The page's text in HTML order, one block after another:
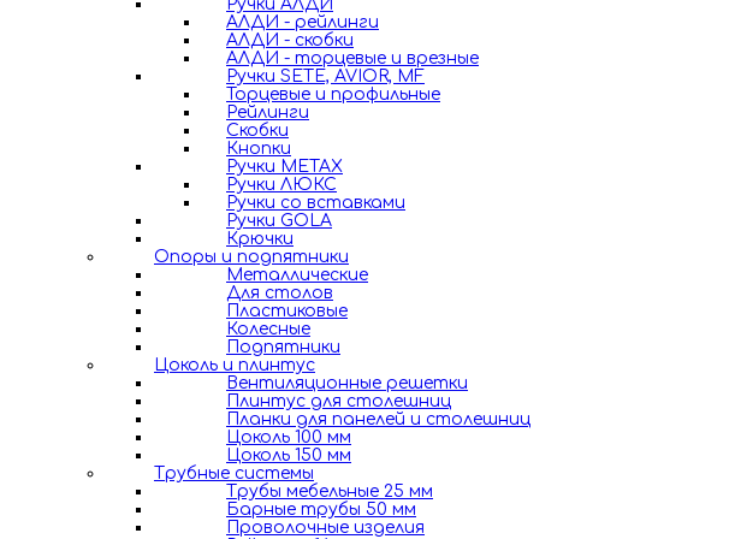
Ручки АЛДИ
АЛДИ - рейлинги
АЛДИ - скобки
АЛДИ - торцевые и врезные
Ручки SETE, AVIOR, MF
Торцевые и профильные
Рейлинги
Скобки
Кнопки
Ручки METAX
Ручки ЛЮКС
Ручки со вставками
Ручки GOLA
Крючки
Опоры и подпятники
Металлические
Для столов
Пластиковые
Колесные
Подпятники
Цоколь и плинтус
Вентиляционные решетки
Плинтус для столешниц
Планки для панелей и столешниц
Цоколь 100 мм
Цоколь 150 мм
Трубные системы
Трубы мебельные 25 мм
Барные трубы 50 мм
Проволочные изделия